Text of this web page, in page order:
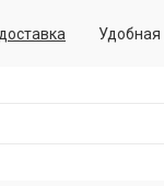
доставка Удобная